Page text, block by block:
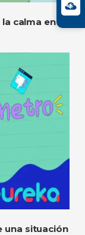
calma en
una situación